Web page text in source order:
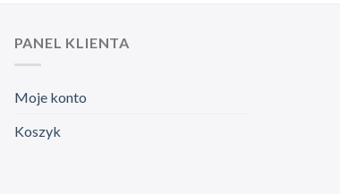
PANEL KLIENTA
Moje konto
Koszyk